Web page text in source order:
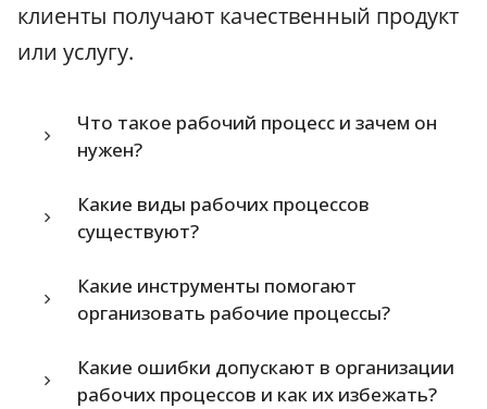
клиенты получают качественный продукт
или услугу.
Что такое рабочий процесс и зачем он
нужен?
Какие виды рабочих процессов
существуют?
Какие инструменты помогают
организовать рабочие процессы?
Какие ошибки допускают в организации
рабочих процессов и как их избежать?